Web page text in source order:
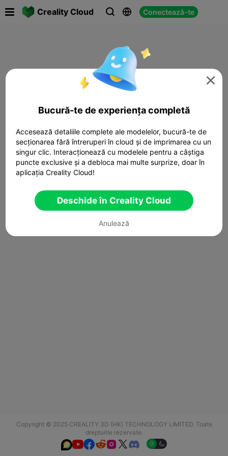
Creality Cloud   Conectează-te
Copyright © 2025 CREALITY 3D (HK) TECHNOLOGY LIMITED. Toate
drepturile rezervate.
  

Bucură-te de experiența completă
Accesează detaliile complete ale modelelor, bucură-te de
secționarea fără întreruperi în cloud și de imprimarea cu un
singur clic. Interacționează cu modelele pentru a câștiga
puncte exclusive și a debloca mai multe surprize, doar în
aplicația Creality Cloud!
Deschide în Creality Cloud
Anulează